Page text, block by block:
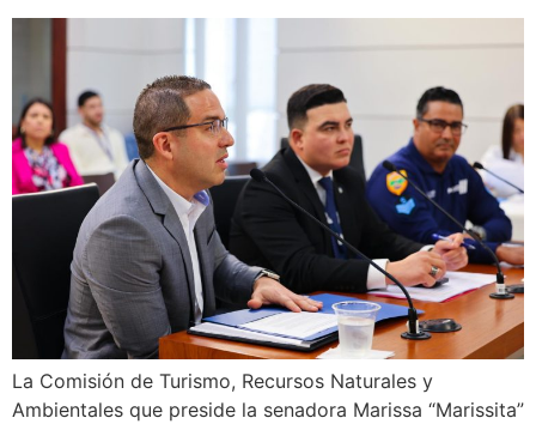
La Comisión de Turismo, Recursos Naturales y
Ambientales que preside la senadora Marissa “Marissita”